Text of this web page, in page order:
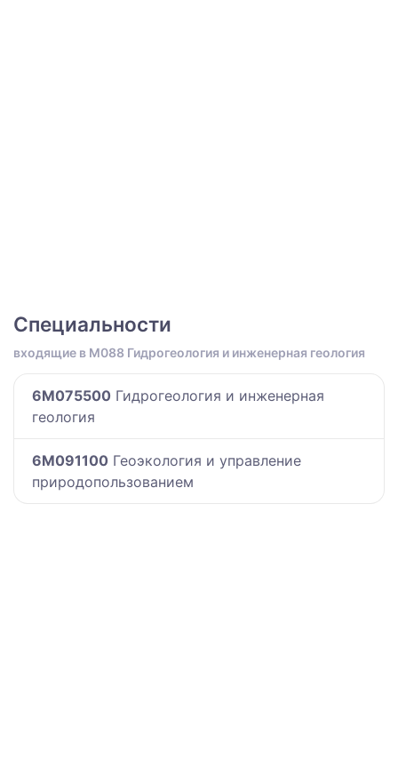
Специальности
входящие в M088 Гидрогеология и инженерная геология
6M075500 Гидрогеология и инженерная
геология
6M091100 Геоэкология и управление
природопользованием